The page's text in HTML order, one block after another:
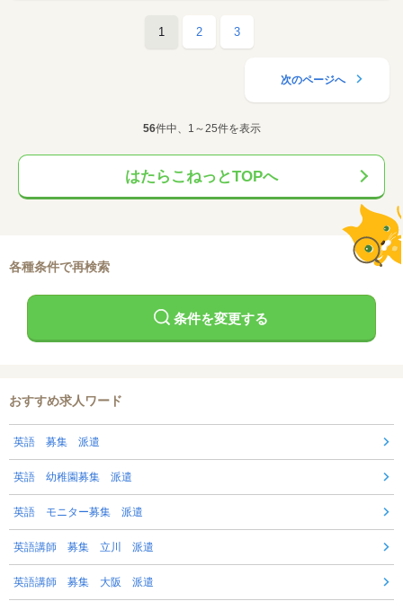
1 2 3
次のページへ
56件中、1～25件を表示
はたらこねっとTOPへ
各種条件で再検索
条件を変更する
おすすめ求人ワード
英語 募集 派遣
英語 幼稚園募集 派遣
英語 モニター募集 派遣
英語講師 募集 立川 派遣
英語講師 募集 大阪 派遣